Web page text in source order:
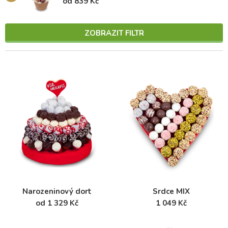
ZOBRAZIT FILTR
Narozeninový dort
od 1 329 Kč
Srdce MIX
1 049 Kč